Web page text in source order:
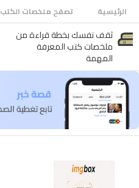
الرئيسية تصفح ملخصات الكتب
ثقف نفسك بخطة قراءة من
ملخصات كتب المعرفة
المهمة